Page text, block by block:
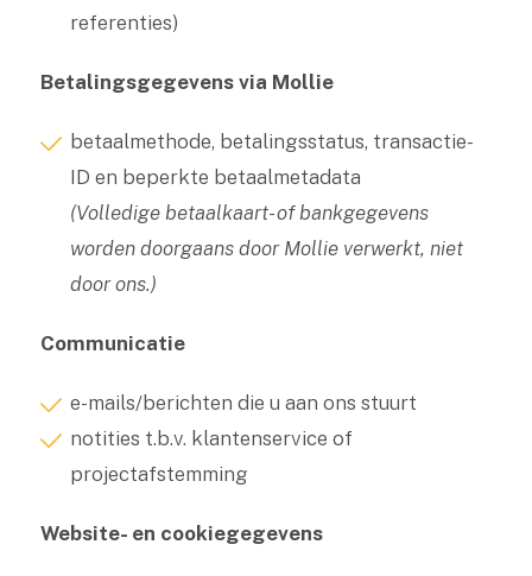
referenties)
Betalingsgegevens via Mollie
betaalmethode, betalingsstatus, transactie-
ID en beperkte betaalmetadata
(Volledige betaalkaart- of bankgegevens
worden doorgaans door Mollie verwerkt, niet
door ons.)
Communicatie
e-mails/berichten die u aan ons stuurt
notities t.b.v. klantenservice of
projectafstemming
Website- en cookiegegevens